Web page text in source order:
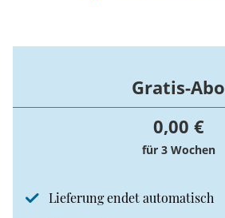
Gratis-Abo
0,00 €
für 3 Wochen
Lieferung endet automatisch